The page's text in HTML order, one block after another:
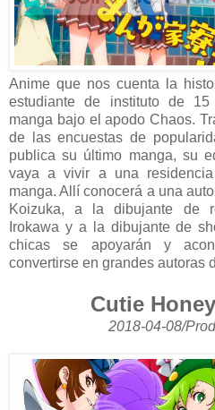
Anime que nos cuenta la
estudiante de instituto de
manga bajo el apodo Chaos.
de las encuestas de
publica su último manga, su
vaya a vivir a una
manga. Allí conocerá a una
Koizuka, a la dibujante de
Irokawa y a la dibujante de
chicas se apoyarán y
convertirse en grandes autoras
Cutie
2018-04-08/